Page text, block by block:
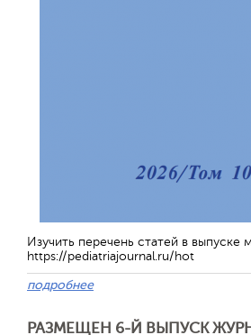
Изучить перечень статей в
https://pediatriajournal.ru/hot
подробнее
РАЗМЕЩЕН 6-Й ВЫПУСК